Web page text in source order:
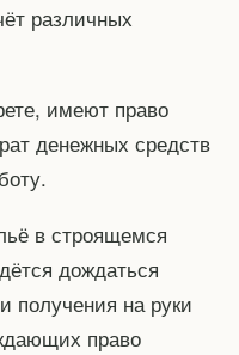
различных
имеют право
денежных средств
в строящемся
дождаться
получения на руки
право